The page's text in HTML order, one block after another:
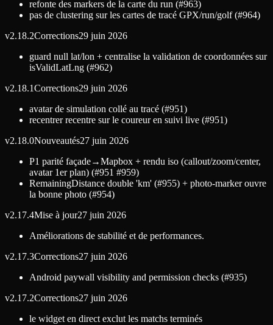
refonte des markers de la carte du run (#963)
pas de clustering sur les cartes de tracé GPX/run/golf (#964)
v2.18.2Corrections29 juin 2026
guard null lat/lon + centralise la validation de coordonnées sur
isValidLatLng (#962)
v2.18.1Corrections29 juin 2026
avatar de simulation collé au tracé (#951)
recentrer recentre sur le coureur en suivi live (#951)
v2.18.0Nouveautés27 juin 2026
P1 parité façade→Mapbox + rendu iso (callout/zoom/center,
avatar 1er plan) (#951 #959)
RemainingDistance double 'km' (#955) + photo-marker ouvre
la bonne photo (#954)
v2.17.4Mise à jour27 juin 2026
Améliorations de stabilité et de performances.
v2.17.3Corrections27 juin 2026
Android paywall visibility and permission checks (#935)
v2.17.2Corrections27 juin 2026
le widget en direct exclut les matchs terminés